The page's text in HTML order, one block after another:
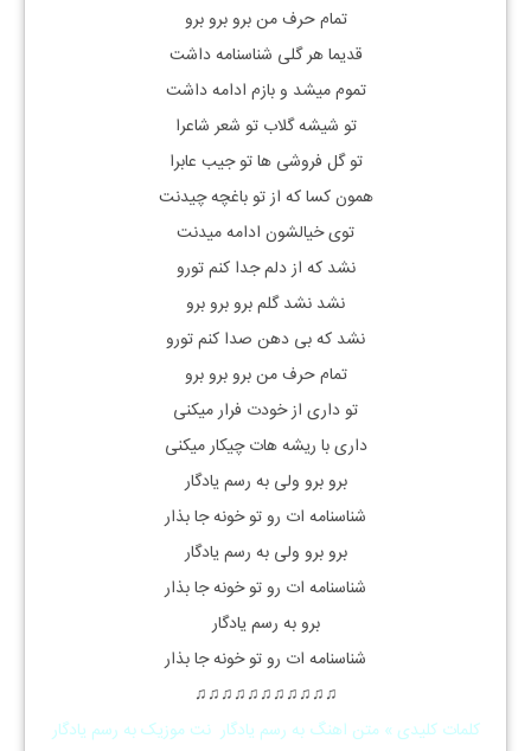
تمام حرف من برو برو برو
قدیما هر گلی شناسنامه داشت
تموم میشد و بازم ادامه داشت
تو شیشه گلاب تو شعر شاعرا
تو گل فروشی ها تو جیب عابرا
همون کسا که از تو باغچه چیدنت
توی خیالشون ادامه میدنت
نشد که از دلم جدا کنم تورو
نشد نشد گلم برو برو برو
نشد که بی دهن صدا کنم تورو
تمام حرف من برو برو برو
تو داری از خودت فرار میکنی
داری با ریشه هات چیکار میکنی
برو برو ولی به رسم یادگار
شناسنامه ات رو تو خونه جا بذار
برو برو ولی به رسم یادگار
شناسنامه ات رو تو خونه جا بذار
برو به رسم یادگار
شناسنامه ات رو تو خونه جا بذار
♫
♫
♫
♫
♫
♫
♫
♫
♫
♫
♫
کلمات کلیدی » متن اهنگ به رسم یادگار نت موزیک به رسم یادگار